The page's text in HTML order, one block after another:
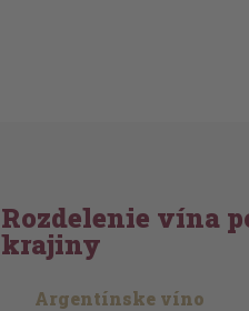
Rozdelenie vína
krajiny
Argentínske víno